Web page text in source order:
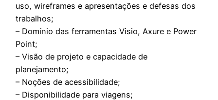
uso, wireframes e apresentações e defesas dos
trabalhos;
– Domínio das ferramentas Visio, Axure e Power
Point;
– Visão de projeto e capacidade de
planejamento;
– Noções de acessibilidade;
– Disponibilidade para viagens;